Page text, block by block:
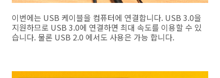
이번에는 USB 케이블을 컴퓨터에 연결합니다. USB 3.0을
지원하므로 USB 3.0에 연결하면 최대 속도를 이용할 수 있
습니다. 물론 USB 2.0 에서도 사용은 가능 합니다.